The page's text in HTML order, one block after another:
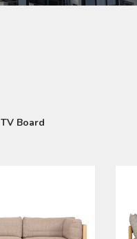
TV Board